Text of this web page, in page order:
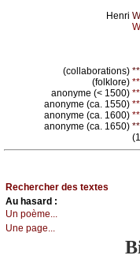
Henri
(collaborations)
(folklore)
anonyme (< 1500)
anonyme (ca. 1550)
anonyme (ca. 1600)
anonyme (ca. 1650)
Rechercher des textes
Au hasard :
Un poème...
Une page...